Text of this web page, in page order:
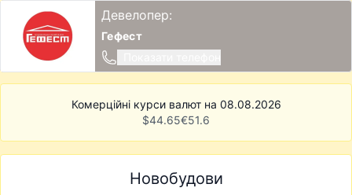
Девелопер:
Гефест
Комерційні курси валют на 08.08.2026
$44.65€51.6
Новобудови